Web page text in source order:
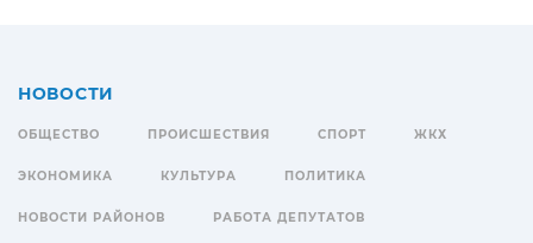
НОВОСТИ
ОБЩЕСТВО ПРОИСШЕСТВИЯ СПОРТ ЖКХ
ЭКОНОМИКА КУЛЬТУРА ПОЛИТИКА
НОВОСТИ РАЙОНОВ РАБОТА ДЕПУТАТОВ